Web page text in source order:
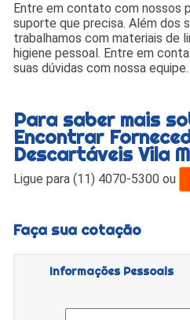
Entre em contato com nossos
suporte que precisa. Além dos
trabalhamos com materiais de
higiene pessoal. Entre em
suas dúvidas com nossa equipe.
Para saber mais
Encontrar
Descartáveis Vila
Ligue para(11) 4070-5300 ou
Faça sua cotação
Informações Pessoais